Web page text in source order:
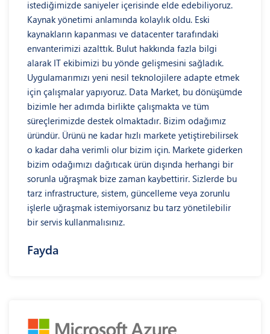
Fayda
istediğimizde saniyeler içerisinde elde edebiliyoruz.
Kaynak yönetimi anlamında kolaylık oldu. Eski
kaynakların kapanması ve datacenter tarafındaki
envanterimizi azalttık. Bulut hakkında fazla bilgi
alarak IT ekibimizi bu yönde gelişmesini sağladık.
Uygulamarımızı yeni nesil teknolojilere adapte etmek
için çalışmalar yapıyoruz. Data Market, bu dönüşümde
bizimle her adımda birlikte çalışmakta ve tüm
süreçlerimizde destek olmaktadır. Bizim odağımız
üründür. Ürünü ne kadar hızlı markete yetiştirebilirsek
o kadar daha verimli olur bizim için. Markete giderken
bizim odağımızı dağıtıcak ürün dışında herhangi bir
sorunla uğraşmak bize zaman kaybettirir. Sizlerde bu
tarz infrastructure, sistem, güncelleme veya zorunlu
işlerle uğraşmak istemiyorsanız bu tarz yönetilebilir
bir servis kullanmalısınız.